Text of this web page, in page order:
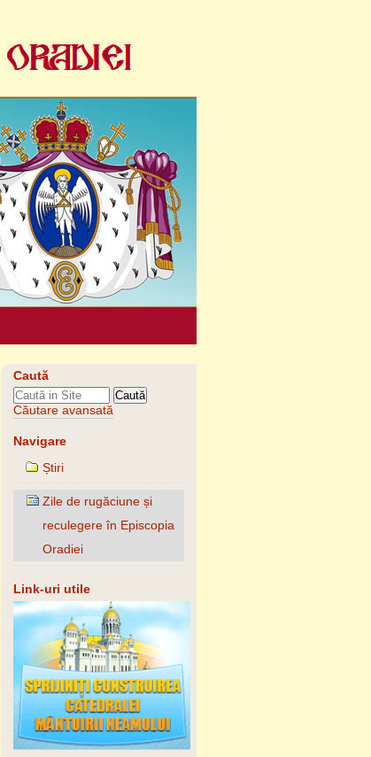
Caută
Căutare avansată
Navigare
Știri
Zile de rugăciune și
reculegere în Episcopia
Oradiei
Link-uri utile